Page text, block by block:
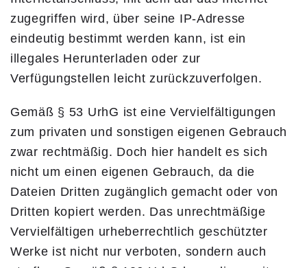
zugegriffen wird, über seine IP-Adresse
eindeutig bestimmt werden kann, ist ein
illegales Herunterladen oder zur
Verfügungstellen leicht zurückzuverfolgen.
Gemäß § 53 UrhG ist eine Vervielfältigungen
zum privaten und sonstigen eigenen Gebrauch
zwar rechtmäßig. Doch hier handelt es sich
nicht um einen eigenen Gebrauch, da die
Dateien Dritten zugänglich gemacht oder von
Dritten kopiert werden. Das unrechtmäßige
Vervielfältigen urheberrechtlich geschützter
Werke ist nicht nur verboten, sondern auch